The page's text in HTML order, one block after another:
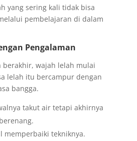
yang sering kali tidak bisa
pembelajaran di dalam
Pengalaman
berakhir, wajah lelah mulai
lelah itu bercampur dengan
bangga.
takut air tetapi akhirnya
memperbaiki tekniknya.